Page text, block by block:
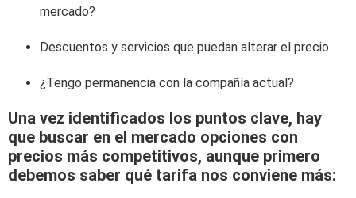
mercado?
Descuentos y servicios que puedan alterar el precio
¿Tengo permanencia con la compañía actual?
Una vez identificados los puntos clave, hay
que buscar en el mercado opciones con
precios más competitivos, aunque primero
debemos saber qué tarifa nos conviene más: